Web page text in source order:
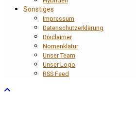
Sonstiges
Impressum
Datenschutzerklärung
Disclaimer
Nomenklatur
Unser Team
Unser Logo
RSS Feed